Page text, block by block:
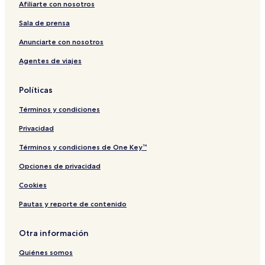
b
c
i
n
a
a
e
n
t
e
n
á
l
a
s
A
u
P
e
ñ
o
Afiliarte con nosotros
Sala de prensa
Anunciarte con nosotros
Agentes de viajes
Políticas
Términos y condiciones
Privacidad
Términos y condiciones de One Key™
Opciones de privacidad
Cookies
Pautas y reporte de contenido
Otra información
Quiénes somos